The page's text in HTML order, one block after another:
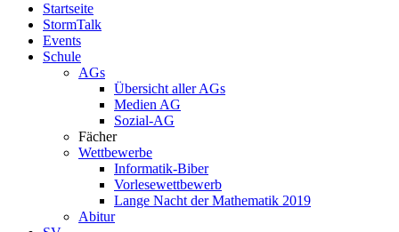
Stormstory
Eure digitale Schülerzeitung
Startseite
StormTalk
Events
Schule
AGs
Übersicht aller AGs
Medien AG
Sozial-AG
Fächer
Wettbewerbe
Informatik-Biber
Vorlesewettbewerb
Lange Nacht der Mathematik 2019
Abitur